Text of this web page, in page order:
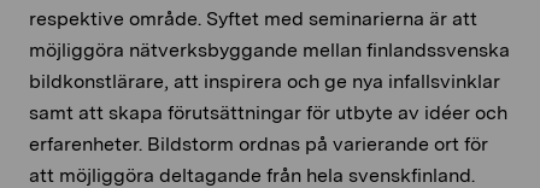
respektive område. Syftet med seminarierna är att
möjliggöra nätverksbyggande mellan finlandssvenska
bildkonstlärare, att inspirera och ge nya infallsvinklar
samt att skapa förutsättningar för utbyte av idéer och
erfarenheter. Bildstorm ordnas på varierande ort för
att möjliggöra deltagande från hela svenskfinland.